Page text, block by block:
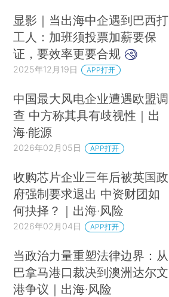
显影｜当出海中企遇到巴西打
工人：加班须投票加薪要保
证，要效率更要合规
2025年12月19日 APP打开
中国最大风电企业遭遇欧盟调
查 中方称其具有歧视性｜出
海·能源
2026年02月05日 APP打开
收购芯片企业三年后被英国政
府强制要求退出 中资财团如
何抉择？｜出海·风险
2026年02月04日 APP打开
当政治力量重塑法律边界：从
巴拿马港口裁决到澳洲达尔文
港争议｜出海·风险